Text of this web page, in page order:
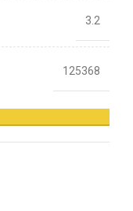
3.2
125368